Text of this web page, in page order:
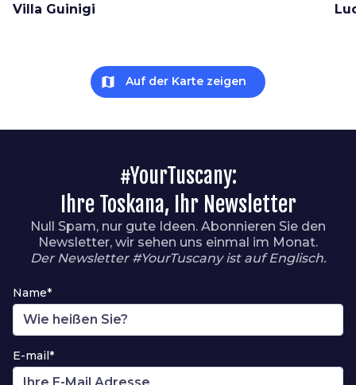
Villa Guinigi
map Auf der Karte zeigen
#YourTuscany:
Ihre Toskana, Ihr Newsletter
Null Spam, nur gute Ideen. Abonnieren Sie den
Newsletter, wir sehen uns einmal im Monat.
Der Newsletter #YourTuscany ist auf Englisch.
Name*
E-mail*